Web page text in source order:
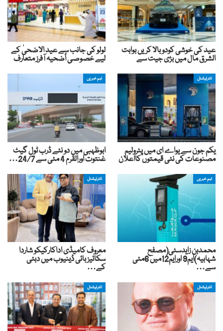
عید کی خوشی کودوبالا کریں بوابت
الشرق مال میں بڑی جیت سے
لولو کی جانب سے عید الاضحیٰ کے
لیے خصوصی اُضحیہ آفرز متعارف
انٹرنیشنل
یکم جون سے یواے ای میں پٹرولیم
مصنوعات کی نئی قیمتوں کااعلان
اہم خبریں
ابوظہبی میں دو نئے ڈرب ٹول گیٹ
غنتوت اورالقرم 4 مئی سے 24/7…
اہم خبریں
محمدبن زایدسٹی(مصفح
شہابیہ)ایم9 اورایم12میں 6مئی
سے…
انٹرنیشنل
معروف کامیڈی اداکارکیکو شاردا
سکائیز بائی ڈینیوب میں دبئی
کے…
انٹرنیشنل انٹرنیشنل